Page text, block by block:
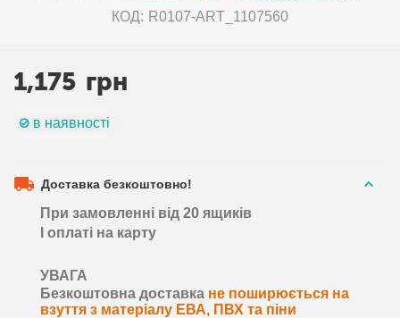
КОД: R0107-ART_1107560
1,175 грн
в наявності
Доставка безкоштовно!
При замовленні від 20 ящиків
І оплаті на карту
УВАГА
Безкоштовна доставка не поширюється на
взуття з матеріалу ЕВА, ПВХ та піни